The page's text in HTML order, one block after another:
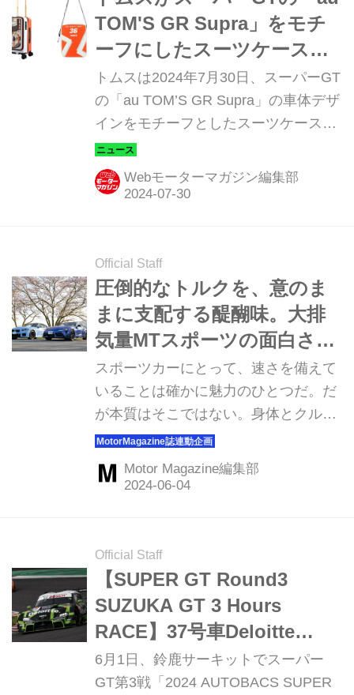
に参戦する世界中のレーシングチーム
に供給 TOYOTA GAZOO Racingは、
2020年にFIA GT4規格に則ったレース
参戦用マシン「GR スープラ GT4」の
販売を開始。日本のみならず世界的...
TOM'S GR Supra」をモチ
ーフにしたスーツケースと
ショルダーバッグを発売
トムスは2024年7月30日、スーパーGT
の「au TOM’S GR Supra」の車体デザ
インをモチーフとしたスーツケース
（2サイズ）とショルダーバッグ（2種
類）を、同日よりトムス公式オンライ
ンショップおよびサックスバーホール
Webモーターマガジン編集部
Official Staff
圧倒的なトルクを、意のま
まに支配する醍醐味。大排
気量MTスポーツの面白さ
【トヨタ GRスープラ
×BMW M2】
スポーツカーにとって、速さを備えて
いることは確かに魅力のひとつだ。だ
が本質はそこではない。身体とクルマ
がひとつになったように走ることの喜
び。あえて3ペダルMTの2台でその嬉
しさを感じる。（MotorMagazine2024
Motor Magazine編集部
Official Staff
【SUPER GT Round3
SUZUKA GT 3 Hours
RACE】37号車Deloitte
TOM’S 笹原＆アレジ組が
GT500初優勝！GT300は777
6月1日、鈴鹿サーキットでスーパー
GT第3戦「2024 AUTOBACS SUPER